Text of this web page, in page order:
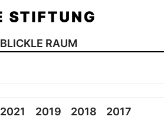
BLICKLE RAUM
2021 2019 2018 2017